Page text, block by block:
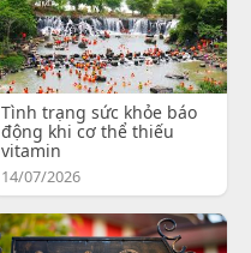
Tình trạng sức khỏe báo
động khi cơ thể thiếu
vitamin
14/07/2026